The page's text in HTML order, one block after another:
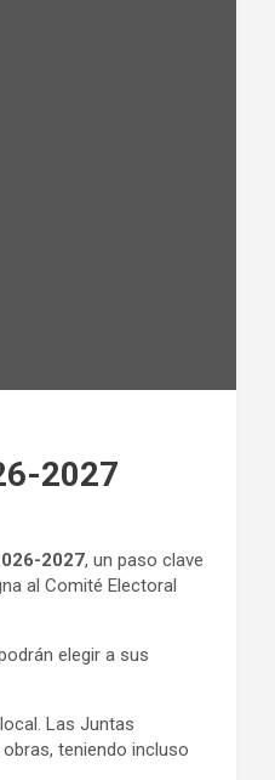
2027
2027, un paso clave
al Comité Electoral
elegir a sus
Las Juntas
teniendo incluso